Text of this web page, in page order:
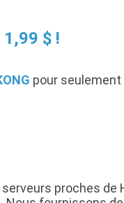
$ !
pour seulement
proches